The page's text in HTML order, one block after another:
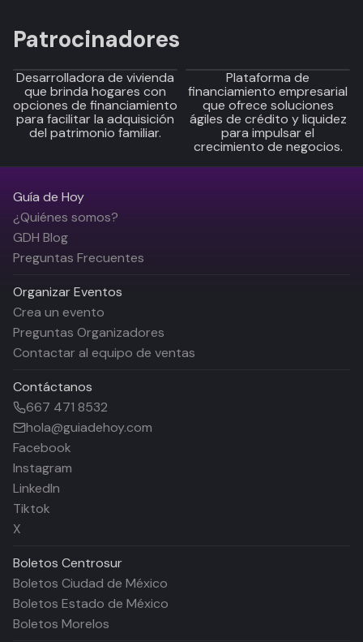
Patrocinadores
Desarrolladora de vivienda
que brinda hogares con
opciones de financiamiento
para facilitar la adquisición
del patrimonio familiar.
Plataforma de
financiamiento empresarial
que ofrece soluciones
ágiles de crédito y liquidez
para impulsar el
crecimiento de negocios.
Guía de Hoy
¿Quiénes somos?
GDH Blog
Preguntas Frecuentes
Organizar Eventos
Crea un evento
Preguntas Organizadores
Contactar al equipo de ventas
Contáctanos
667 471 8532
hola@guiadehoy.com
Facebook
Instagram
LinkedIn
Tiktok
X
Boletos Centrosur
Boletos Ciudad de México
Boletos Estado de México
Boletos Morelos